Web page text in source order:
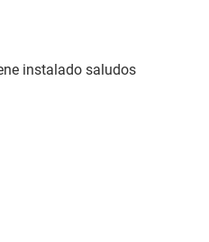
instalado saludos